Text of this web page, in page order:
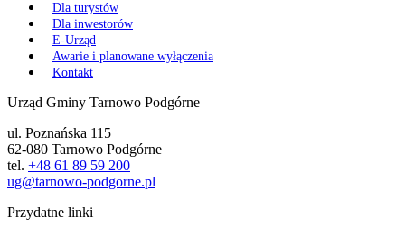
Dla turystów
Dla inwestorów
E-Urząd
Awarie i planowane wyłączenia
Kontakt
Urząd Gminy Tarnowo Podgórne
ul. Poznańska 115
62-080 Tarnowo Podgórne
tel. +48 61 89 59 200
ug@tarnowo-podgorne.pl
Przydatne linki